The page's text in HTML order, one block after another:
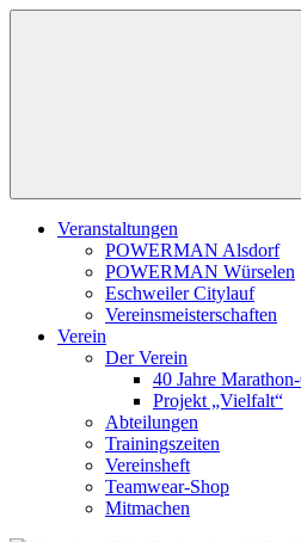
Zum
Veranstaltungen
POWERMAN Alsdorf
POWERMAN Würselen
Eschweiler Citylauf
Vereinsmeisterschaften
Verein
Der Verein
40 Jahre
Projekt „Vielfalt“
Abteilungen
Trainingszeiten
Vereinsheft
Teamwear-Shop
Mitmachen